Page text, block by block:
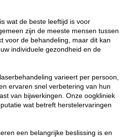
wat de beste leeftijd is voor
zijn de meeste mensen tussen
voor de behandeling, maar dit kan
individuele gezondheid en de
varieert per persoon,
ervaren snel verbetering van hun
van bijwerkingen. Onze oogkliniek
wat betreft herstelervaringen
een belangrijke beslissing is en